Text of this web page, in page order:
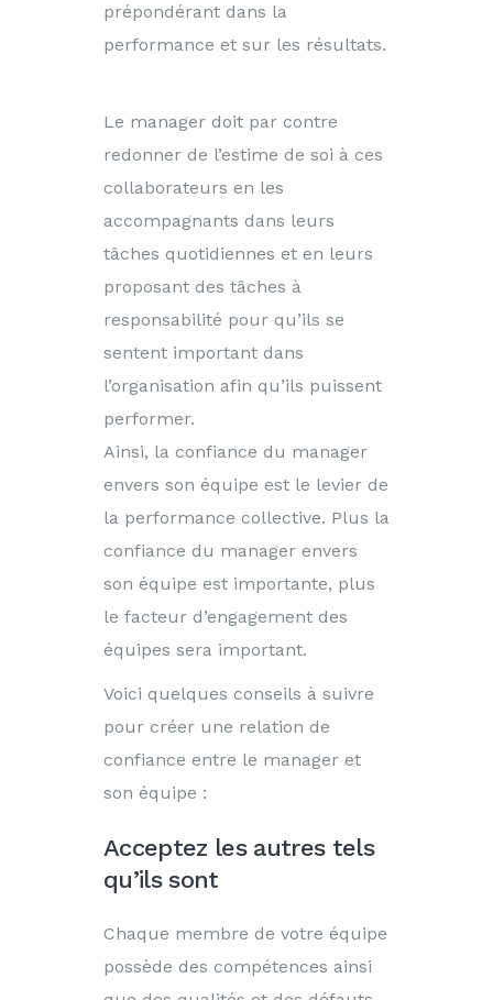
prépondérant dans la
performance et sur les résultats.
Le manager doit par contre
redonner de l’estime de soi à ces
collaborateurs en les
accompagnants dans leurs
tâches quotidiennes et en leurs
proposant des tâches à
responsabilité pour qu’ils se
sentent important dans
l’organisation afin qu’ils puissent
performer.
Ainsi, la confiance du manager
envers son équipe est le levier de
la performance collective. Plus la
confiance du manager envers
son équipe est importante, plus
le facteur d’engagement des
équipes sera important.
Voici quelques conseils à suivre
pour créer une relation de
confiance entre le manager et
son équipe :
Acceptez les autres tels
qu’ils sont
Chaque membre de votre équipe
possède des compétences ainsi